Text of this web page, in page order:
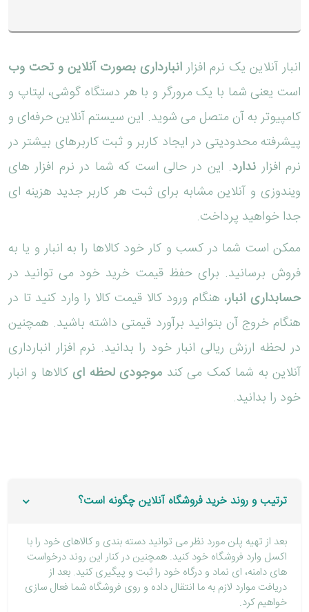
انبار آنلاین یک نرم افزار انبارداری بصورت آنلاین و تحت وب
است یعنی شما با یک مرورگر و با هر دستگاه گوشی، لپتاپ و
کامپیوتر به آن متصل می شوید. این سیستم آنلاین حرفه‌ای و
پیشرفته محدودیتی در ایجاد کاربر و ثبت کاربرهای بیشتر در
نرم افزار ندارد. این در حالی است که شما در نرم افزار های
ویندوزی و آنلاین مشابه برای ثبت هر کاربر جدید هزینه ای
جدا خواهید پرداخت.
ممکن است شما در کسب و کار خود کالاها را به انبار و یا به
فروش برسانید. برای حفظ قیمت خرید خود می توانید در
حسابداری انبار، هنگام ورود کالا قیمت کالا را وارد کنید تا در
هنگام خروج آن بتوانید برآورد قیمتی داشته باشید. همچنین
در لحظه ارزش ریالی انبار خود را بدانید. نرم افزار انبارداری
آنلاین به شما کمک می کند موجودی لحظه ای کالاها و انبار
خود را بدانید.
ترتیب و روند خرید فروشگاه آنلاین چگونه است؟
بعد از تهیه پلن مورد نظر می توانید دسته بندی و کالاهای خود را با
اکسل وارد فروشگاه خود کنید. همچنین در کنار این روند درخواست
های دامنه، ای نماد و درگاه خود را ثبت و پیگیری کنید. بعد از
دریافت موارد لازم به ما انتقال داده و روی فروشگاه شما فعال سازی
خواهیم کرد.